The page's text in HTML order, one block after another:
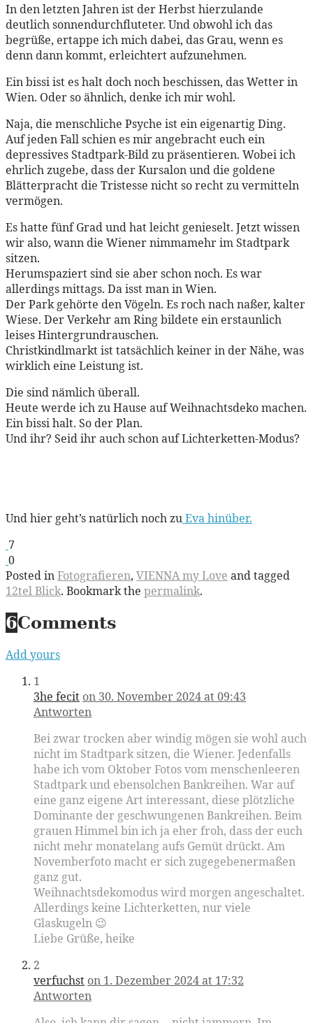
In den letzten Jahren ist der Herbst hierzulande
deutlich sonnendurchfluteter. Und obwohl ich das
begrüße, ertappe ich mich dabei, das Grau, wenn es
denn dann kommt, erleichtert aufzunehmen.
Ein bissi ist es halt doch noch beschissen, das Wetter in
Wien. Oder so ähnlich, denke ich mir wohl.
Naja, die menschliche Psyche ist ein eigenartig Ding.
Auf jeden Fall schien es mir angebracht euch ein
depressives Stadtpark-Bild zu präsentieren. Wobei ich
ehrlich zugebe, dass der Kursalon und die goldene
Blätterpracht die Tristesse nicht so recht zu vermitteln
vermögen.
Es hatte fünf Grad und hat leicht genieselt. Jetzt wissen
wir also, wann die Wiener nimmamehr im Stadtpark
sitzen.
Herumspaziert sind sie aber schon noch. Es war
allerdings mittags. Da isst man in Wien.
Der Park gehörte den Vögeln. Es roch nach naßer, kalter
Wiese. Der Verkehr am Ring bildete ein erstaunlich
leises Hintergrundrauschen.
Christkindlmarkt ist tatsächlich keiner in der Nähe, was
wirklich eine Leistung ist.
Die sind nämlich überall.
Heute werde ich zu Hause auf Weihnachtsdeko machen.
Ein bissi halt. So der Plan.
Und ihr? Seid ihr auch schon auf Lichterketten-Modus?
Und hier geht’s natürlich noch zuEva hinüber.
7
0
Posted inFotografieren, VIENNA my Love and tagged
12tel Blick. Bookmark the permalink.
6Comments
Add yours
1
3he fecit on 30. November 2024 at 09:43
Antworten
Bei zwar trocken aber windig mögen sie wohl auch
nicht im Stadtpark sitzen, die Wiener. Jedenfalls
habe ich vom Oktober Fotos vom menschenleeren
Stadtpark und ebensolchen Bankreihen. War auf
eine ganz eigene Art interessant, diese plötzliche
Dominante der geschwungenen Bankreihen. Beim
grauen Himmel bin ich ja eher froh, dass der euch
nicht mehr monatelang aufs Gemüt drückt. Am
Novemberfoto macht er sich zugegebenermaßen
ganz gut.
Weihnachtsdekomodus wird morgen angeschaltet.
Allerdings keine Lichterketten, nur viele
Glaskugeln 😉
Liebe Grüße, heike
2
verfuchst on 1. Dezember 2024 at 17:32
Antworten